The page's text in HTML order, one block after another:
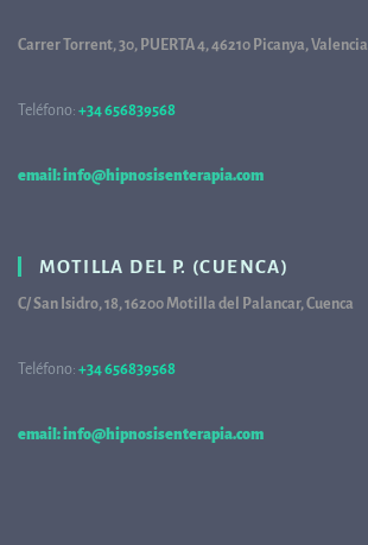
Carrer Torrent, 30, PUERTA 4, 46210 Picanya, Valencia
Teléfono: +34 656839568
email: info@hipnosisenterapia.com
MOTILLA DEL P. (CUENCA)
C/ San Isidro, 18, 16200 Motilla del Palancar, Cuenca
Teléfono: +34 656839568
email: info@hipnosisenterapia.com